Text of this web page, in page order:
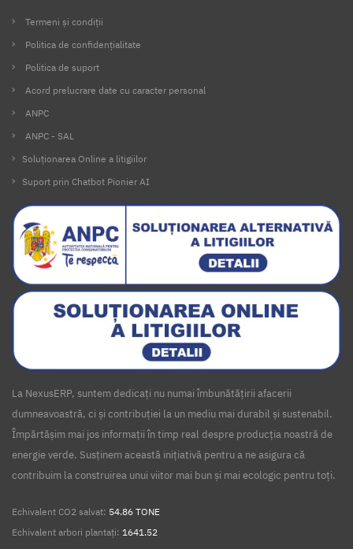
Termeni și condiții
Politica de confidențialitate
Politica de suport
Acord prelucrare date cu caracter personal
ANPC
ANPC - SAL
Soluționarea Online a litigiilor
Suport prin Chatbot Pionier AI
La NexusERP, suntem dedicați nu numai îmbunătățirii afacerii
dumneavoastră, ci și contribuției la un mediu mai durabil și sustenabil.
Împărtășim mai jos informații în timp real despre producția noastră de
energie verde. Susținem această inițiativă pentru a ne asigura că
contribuim la construirea unui viitor mai bun și mai ecologic pentru toți.
Echivalent CO2 salvat: 54.86 TONE
Echivalent arbori plantați: 1641.52